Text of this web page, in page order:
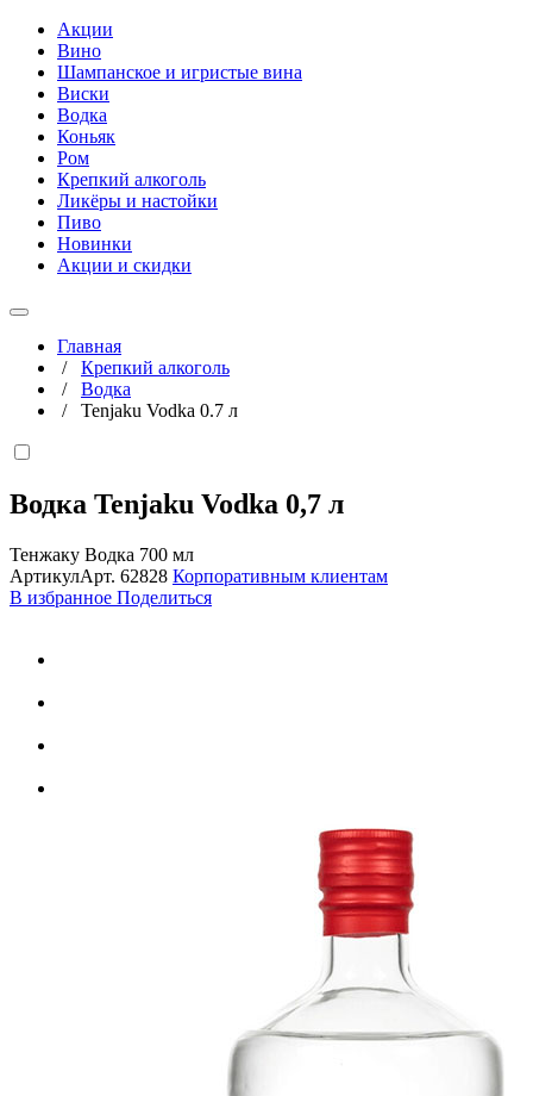
Акции
Вино
Шампанское и игристые вина
Виски
Водка
Коньяк
Ром
Крепкий алкоголь
Ликёры и настойки
Пиво
Новинки
Акции и скидки
Главная
/ Крепкий алкоголь
/ Водка
/ Tenjaku Vodka 0.7 л
Водка Tenjaku Vodka 0,7 л
Тенжаку Водка 700 мл
АртикулАрт. 62828 Корпоративным клиентам
В избранное Поделиться